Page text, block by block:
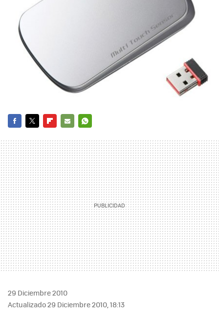
MAIL
29 Diciembre 2010
Actualizado 29 Diciembre 2010, 18:13